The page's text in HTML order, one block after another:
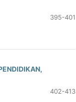
395-401
402-413